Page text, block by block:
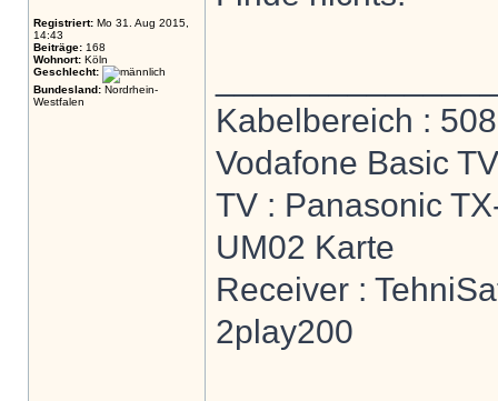
Registriert: Mo 31. Aug 2015,
14:43
Beiträge: 168
Wohnort: Köln
Geschlecht:
Bundesland: Nordrhein-
Westfalen
Kabelbereich :
Vodafone Basic
TV : Panasonic
UM02 Karte
Receiver :
2play200